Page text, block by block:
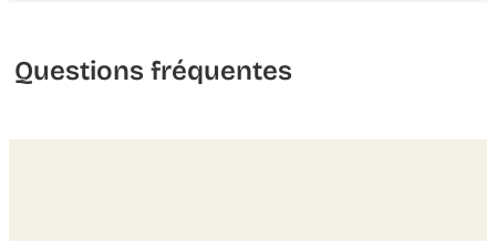
Questions fréquentes